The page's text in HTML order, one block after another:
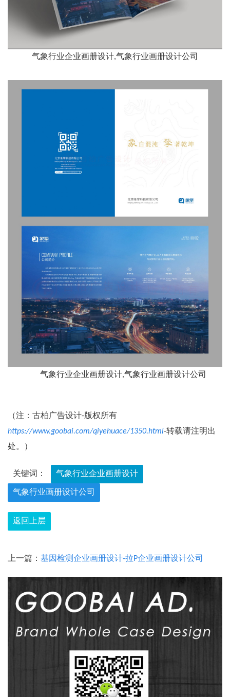
气象行业企业画册设计,气象行业画册设计公司
气象行业企业画册设计,气象行业画册设计公司
（注：古柏广告设计-版权所有
https://www.goobai.com/qiyehuace/1350.html-转载请注明出
处。）
关键词： 气象行业企业画册设计
气象行业画册设计公司
返回上层
上一篇： 基因检测企业画册设计-拉P企业画册设计公司